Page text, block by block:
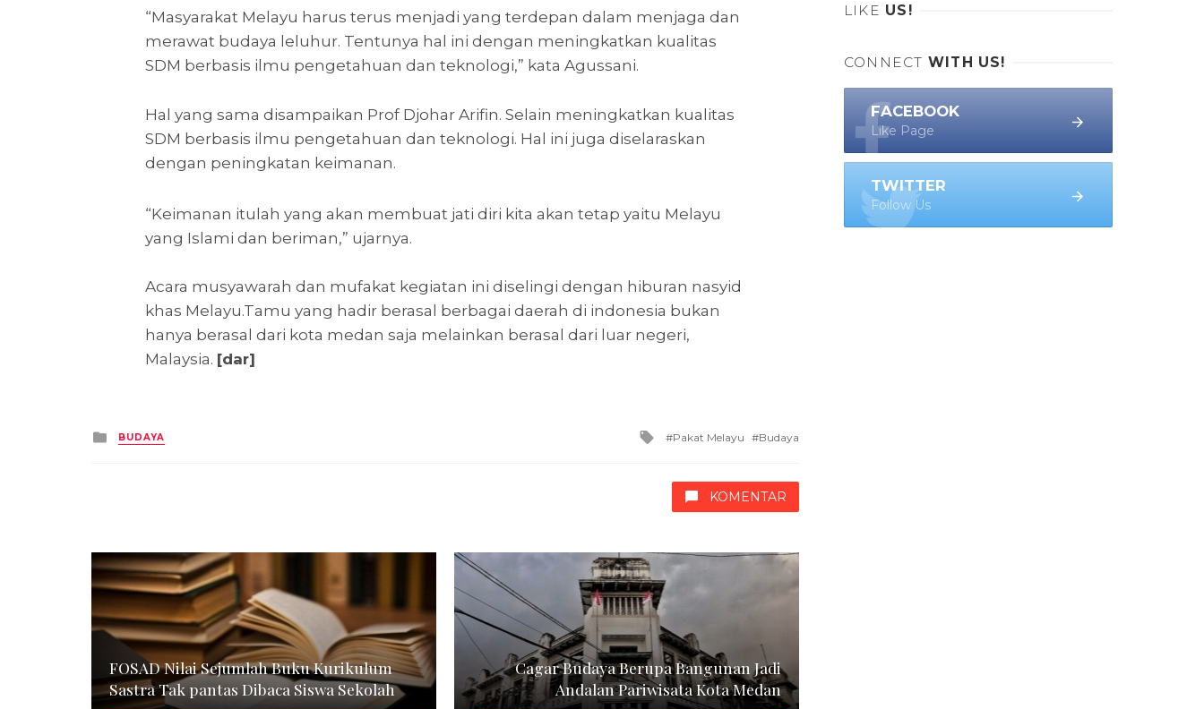
“Masyarakat Melayu harus terus menjadi yang terdepan dalam menjaga dan
merawat budaya leluhur. Tentunya hal ini dengan meningkatkan kualitas
SDM berbasis ilmu pengetahuan dan teknologi,” kata Agussani.
Hal yang sama disampaikan Prof Djohar Arifin. Selain meningkatkan kualitas
SDM berbasis ilmu pengetahuan dan teknologi. Hal ini juga diselaraskan
dengan peningkatan keimanan.
“Keimanan itulah yang akan membuat jati diri kita akan tetap yaitu Melayu
yang Islami dan beriman,” ujarnya.
Acara musyawarah dan mufakat kegiatan ini diselingi dengan hiburan nasyid
khas Melayu.Tamu yang hadir berasal berbagai daerah di indonesia bukan
hanya berasal dari kota medan saja melainkan berasal dari luar negeri,
Malaysia. [dar]
Posted
in
BUDAYA
Tagged
Pakat Melayu Budaya
KOMENTAR
FOSAD Nilai Sejumlah Buku Kurikulum
Sastra Tak pantas Dibaca Siswa Sekolah
Cagar Budaya Berupa Bangunan Jadi
Andalan Pariwisata Kota Medan
LIKE US!
CONNECT WITH US!
FACEBOOK
Like Page
TWITTER
Follow Us